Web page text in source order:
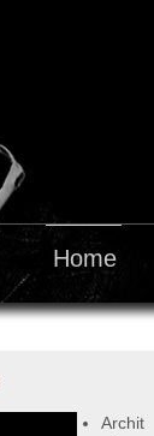
Home
Archit